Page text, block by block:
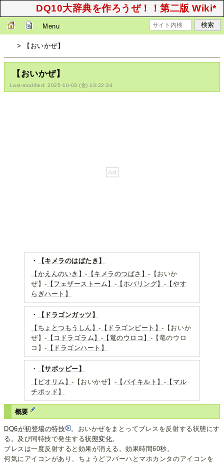
DQ10大辞典を作ろうぜ！！第二版 Wiki*
Menu
> 【おいかぜ】
【おいかぜ】
Last-modified: 2025-10-03 (金) 13:22:34
・
【キメラのはばたき】
【かえんのいき】- 【キメラのつばさ】-【おいか
ぜ】- 【フェザーストーム】 - 【ホバリング】 - 【やす
らぎハート】
・
【ドラゴンガッツ】
【ちょとつもうしん】- 【ドラゴンビート】-【おいか
ぜ】- 【コドラゴラム】 - 【竜のウロコ】 -【竜のウロ
コ】- 【ドラゴンハート】
・
【サポッピー】
【ピオリム】-【おいかぜ】- 【バイキルト】 - 【マル
チポッド】
概要
DQ6が初登場の特技
。おいかぜをまとってブレスを反射する状態にす
る。及び同特技で発生する状態変化。
ブレスは一度反射すると効果が消える。効果時間60秒。
何気にアイコンがあり、ちょうどフバーハとマホカンタのアイコンを